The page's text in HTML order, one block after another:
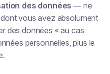
des données — ne
vous avez absolument
des données « au cas
personnelles, plus le